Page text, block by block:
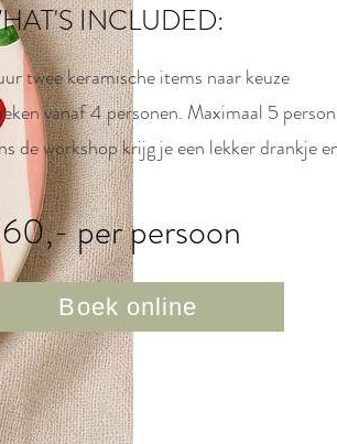
INCLUDED:
twee keramische items naar keuze
vanaf 4 personen. Maximaal 5
de workshop krijg je een lekker drankje
per persoon
Boek online